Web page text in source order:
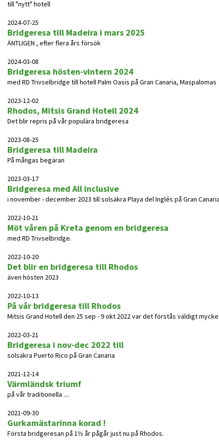
till "nytt" hotell
2024-07-25
Bridgeresa till Madeira i mars 2025
ÄNTLIGEN , efter flera års försök
2024-03-08
Bridgeresa hösten-vintern 2024
med RD Trivselbridge till hotell Palm Oasis på Gran Canaria, Maspalomas
2023-12-02
Rhodos, Mitsis Grand Hotell 2024
Det blir repris på vår populära bridgeresa
2023-08-25
Bridgeresa till Madeira
På mångas begäran
2023-03-17
Bridgeresa med All inclusive
i november - december 2023 till solsäkra Playa del Inglés på Gran
2022-10-21
Möt våren på Kreta genom en bridgeresa
med RD Trivselbridge.
2022-10-20
Det blir en bridgeresa till Rhodos
även hösten 2023
2022-10-13
På vår bridgeresa till Rhodos
Mitsis Grand Hotell den 25 sep - 9 okt 2022 var det förstås väldigt
2022-03-21
Bridgeresa i nov-dec 2022 till
solsäkra Puerto Rico på Gran Canaria
2021-12-14
Värmländsk triumf
på vår traditionella ....
2021-09-30
Gurkamästarinna korad !
Första bridgeresan på 1½ år pågår just nu på Rhodos.